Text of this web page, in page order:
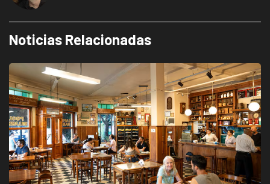
Noticias Relacionadas